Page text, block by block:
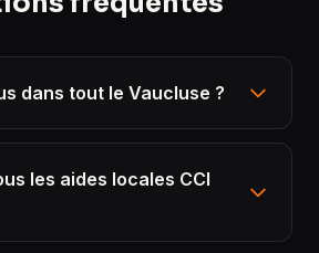
dans tout le Vaucluse ?
les aides locales CCI